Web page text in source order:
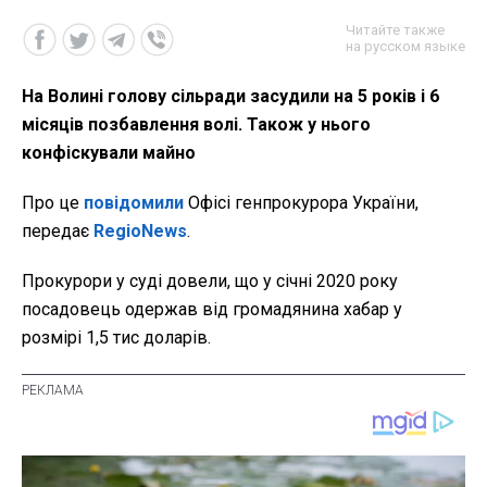
Читайте также
на русском языке
На Волині голову сільради засудили на 5 років і 6
місяців позбавлення волі. Також у нього
конфіскували майно
Про це повідомили Офісі генпрокурора України,
передає RegioNews.
Прокурори у суді довели, що у січні 2020 року
посадовець одержав від громадянина хабар у
розмірі 1,5 тис доларів.